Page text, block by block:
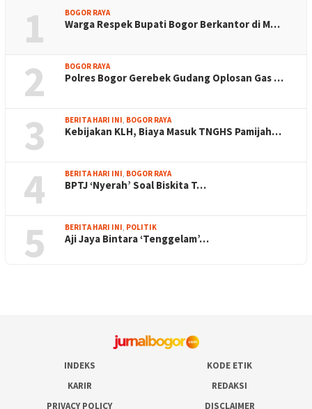
1 BOGOR RAYA
Warga Respek Bupati Bogor Berkantor di M…
2 BOGOR RAYA
Polres Bogor Gerebek Gudang Oplosan Gas …
3 BERITA HARI INI, BOGOR RAYA
Kebijakan KLH, Biaya Masuk TNGHS Pamijah…
4 BERITA HARI INI, BOGOR RAYA
BPTJ ‘Nyerah’ Soal Biskita T…
5 BERITA HARI INI, POLITIK
Aji Jaya Bintara ‘Tenggelam’…
INDEKS
KODE ETIK
KARIR
REDAKSI
PRIVACY POLICY
DISCLAIMER